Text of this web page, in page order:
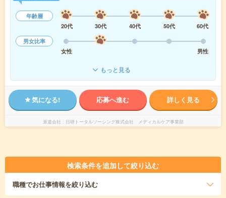
年齢層
20代
30代 40代 50代
60代
男女比率
女性
男性
もっと見る
気になる! 応募へ進む 詳しく見る
派遣会社 日研トータルソーシング株式会社 メディカルケア事業部
検索条件を追加して絞り込む
職種でお仕事情報を絞り込む